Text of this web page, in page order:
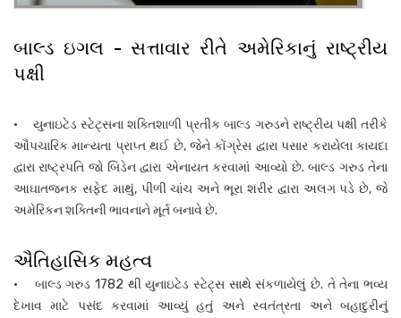
બાલ્ડ ઇગલ - સત્તાવાર રીતે અમેરિકાનું રાષ્ટ્રીય
પક્ષી
• યુનાઇટેડ સ્ટેટ્સના શક્તિશાળી પ્રતીક બાલ્ડ ગરુડને રાષ્ટ્રીય પક્ષી તરીકે
ઔપચારિક માન્યતા પ્રાપ્ત થઈ છે, જેને કોંગ્રેસ દ્વારા પસાર કરાયેલા કાયદા
દ્વારા રાષ્ટ્રપતિ જો બિડેન દ્વારા એનાયત કરવામાં આવ્યો છે. બાલ્ડ ગરુડ તેના
આઘાતજનક સફેદ માથું, પીળી ચાંચ અને ભૂરા શરીર દ્વારા અલગ પડે છે, જે
અમેરિકન શક્તિની ભાવનાને મૂર્ત બનાવે છે.
ઐતિહાસિક મહત્વ
• બાલ્ડ ગરુડ 1782 થી યુનાઇટેડ સ્ટેટ્સ સાથે સંકળાયેલું છે. તે તેના ભવ્ય
દેખાવ માટે પસંદ કરવામાં આવ્યું હતું અને સ્વતંત્રતા અને બહાદુરીનું